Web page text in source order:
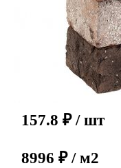
157.8 ₽ / шт
8996 ₽ / м2